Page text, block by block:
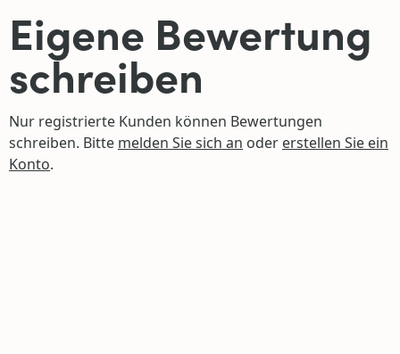
Eigene Bewertung
schreiben
Nur registrierte Kunden können Bewertungen
schreiben. Bitte melden Sie sich an oder erstellen Sie ein
Konto.